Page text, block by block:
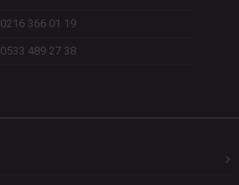
0216 366 01 19
0533 489 27 38